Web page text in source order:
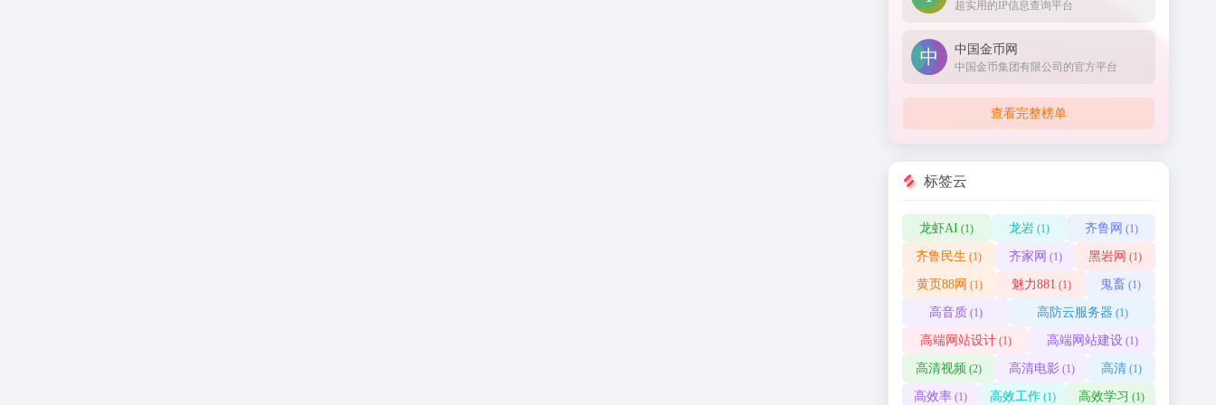
超实用的IP信息查询平台
中国金币网
中国金币集团有限公司的官方平台
查看完整榜单
标签云
龙虾AI (1) 龙岩 (1) 齐鲁网 (1)
齐鲁民生 (1) 齐家网 (1) 黑岩网 (1)
黄页88网 (1) 魅力881 (1) 鬼畜 (1)
高音质 (1) 高防云服务器 (1)
高端网站设计(1) 高端网站建设(1)
高清视频 (2) 高清电影 (1) 高清 (1)
高效率(1) 高效工作(1) 高效学习 (1)